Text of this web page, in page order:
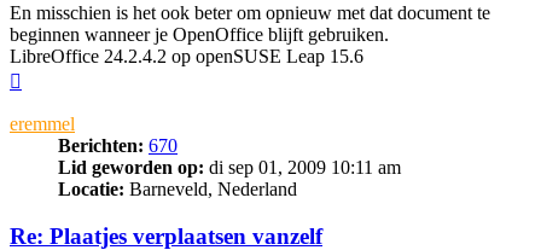
En misschien is het ook beter om opnieuw met dat document te
beginnen wanneer je OpenOffice blijft gebruiken.
LibreOffice 24.2.4.2 op openSUSE Leap 15.6
eremmel
Berichten: 670
Lid geworden op: di sep 01, 2009 10:11 am
Locatie: Barneveld, Nederland
Re: Plaatjes verplaatsen vanzelf